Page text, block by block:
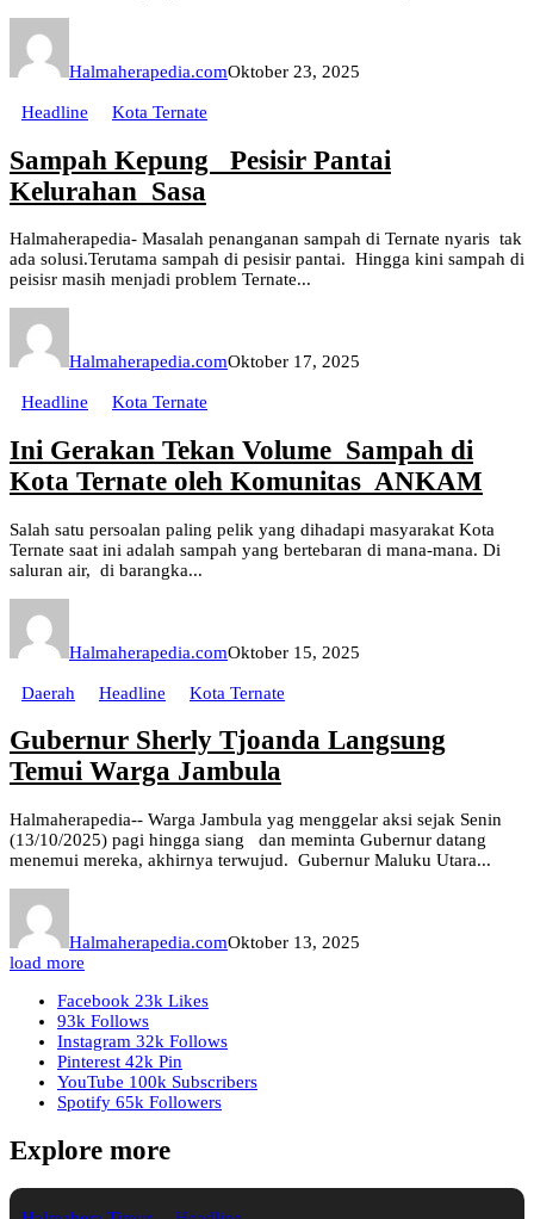
Halmaherapedia.comOktober 23, 2025
Headline Kota Ternate
Sampah Kepung Pesisir Pantai
Kelurahan Sasa
Halmaherapedia- Masalah penanganan sampah di Ternate nyaris tak
ada solusi.Terutama sampah di pesisir pantai. Hingga kini sampah di
peisisr masih menjadi problem Ternate...
Halmaherapedia.comOktober 17, 2025
Headline Kota Ternate
Ini Gerakan Tekan Volume Sampah di
Kota Ternate oleh Komunitas ANKAM
Salah satu persoalan paling pelik yang dihadapi masyarakat Kota
Ternate saat ini adalah sampah yang bertebaran di mana-mana. Di
saluran air, di barangka...
Halmaherapedia.comOktober 15, 2025
Daerah Headline Kota Ternate
Gubernur Sherly Tjoanda Langsung
Temui Warga Jambula
Halmaherapedia-- Warga Jambula yag menggelar aksi sejak Senin
(13/10/2025) pagi hingga siang dan meminta Gubernur datang
menemui mereka, akhirnya terwujud. Gubernur Maluku Utara...
Halmaherapedia.comOktober 13, 2025
load more
Facebook 23k Likes
93k Follows
Instagram 32k Follows
Pinterest 42k Pin
YouTube 100k Subscribers
Spotify 65k Followers
Explore more